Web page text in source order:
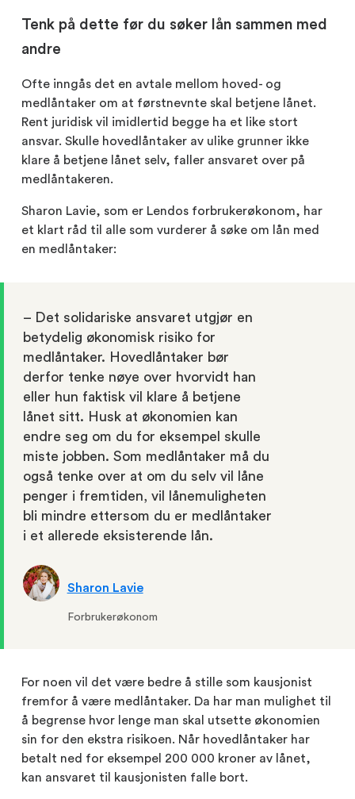
Tenk på dette før du søker lån sammen med
andre
Ofte inngås det en avtale mellom hoved- og
medlåntaker om at førstnevnte skal betjene lånet.
Rent juridisk vil imidlertid begge ha et like stort
ansvar. Skulle hovedlåntaker av ulike grunner ikke
klare å betjene lånet selv, faller ansvaret over på
medlåntakeren.
Sharon Lavie, som er Lendos forbrukerøkonom, har
et klart råd til alle som vurderer å søke om lån med
en medlåntaker:
– Det solidariske ansvaret utgjør en
betydelig økonomisk risiko for
medlåntaker. Hovedlåntaker bør
derfor tenke nøye over hvorvidt han
eller hun faktisk vil klare å betjene
lånet sitt. Husk at økonomien kan
endre seg om du for eksempel skulle
miste jobben. Som medlåntaker må du
også tenke over at om du selv vil låne
penger i fremtiden, vil lånemuligheten
bli mindre ettersom du er medlåntaker
i et allerede eksisterende lån.
Sharon Lavie
Forbrukerøkonom
For noen vil det være bedre å stille som kausjonist
fremfor å være medlåntaker. Da har man mulighet til
å begrense hvor lenge man skal utsette økonomien
sin for den ekstra risikoen. Når hovedlåntaker har
betalt ned for eksempel 200 000 kroner av lånet,
kan ansvaret til kausjonisten falle bort.